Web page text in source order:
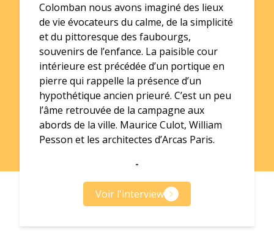
Colomban nous avons imaginé des lieux
de vie évocateurs du calme, de la simplicité
et du pittoresque des faubourgs,
souvenirs de l’enfance. La paisible cour
intérieure est précédée d’un portique en
pierre qui rappelle la présence d’un
hypothétique ancien prieuré. C’est un peu
l’âme retrouvée de la campagne aux
abords de la ville. Maurice Culot, William
Pesson et les architectes d’Arcas Paris.
-
Voir l'interview